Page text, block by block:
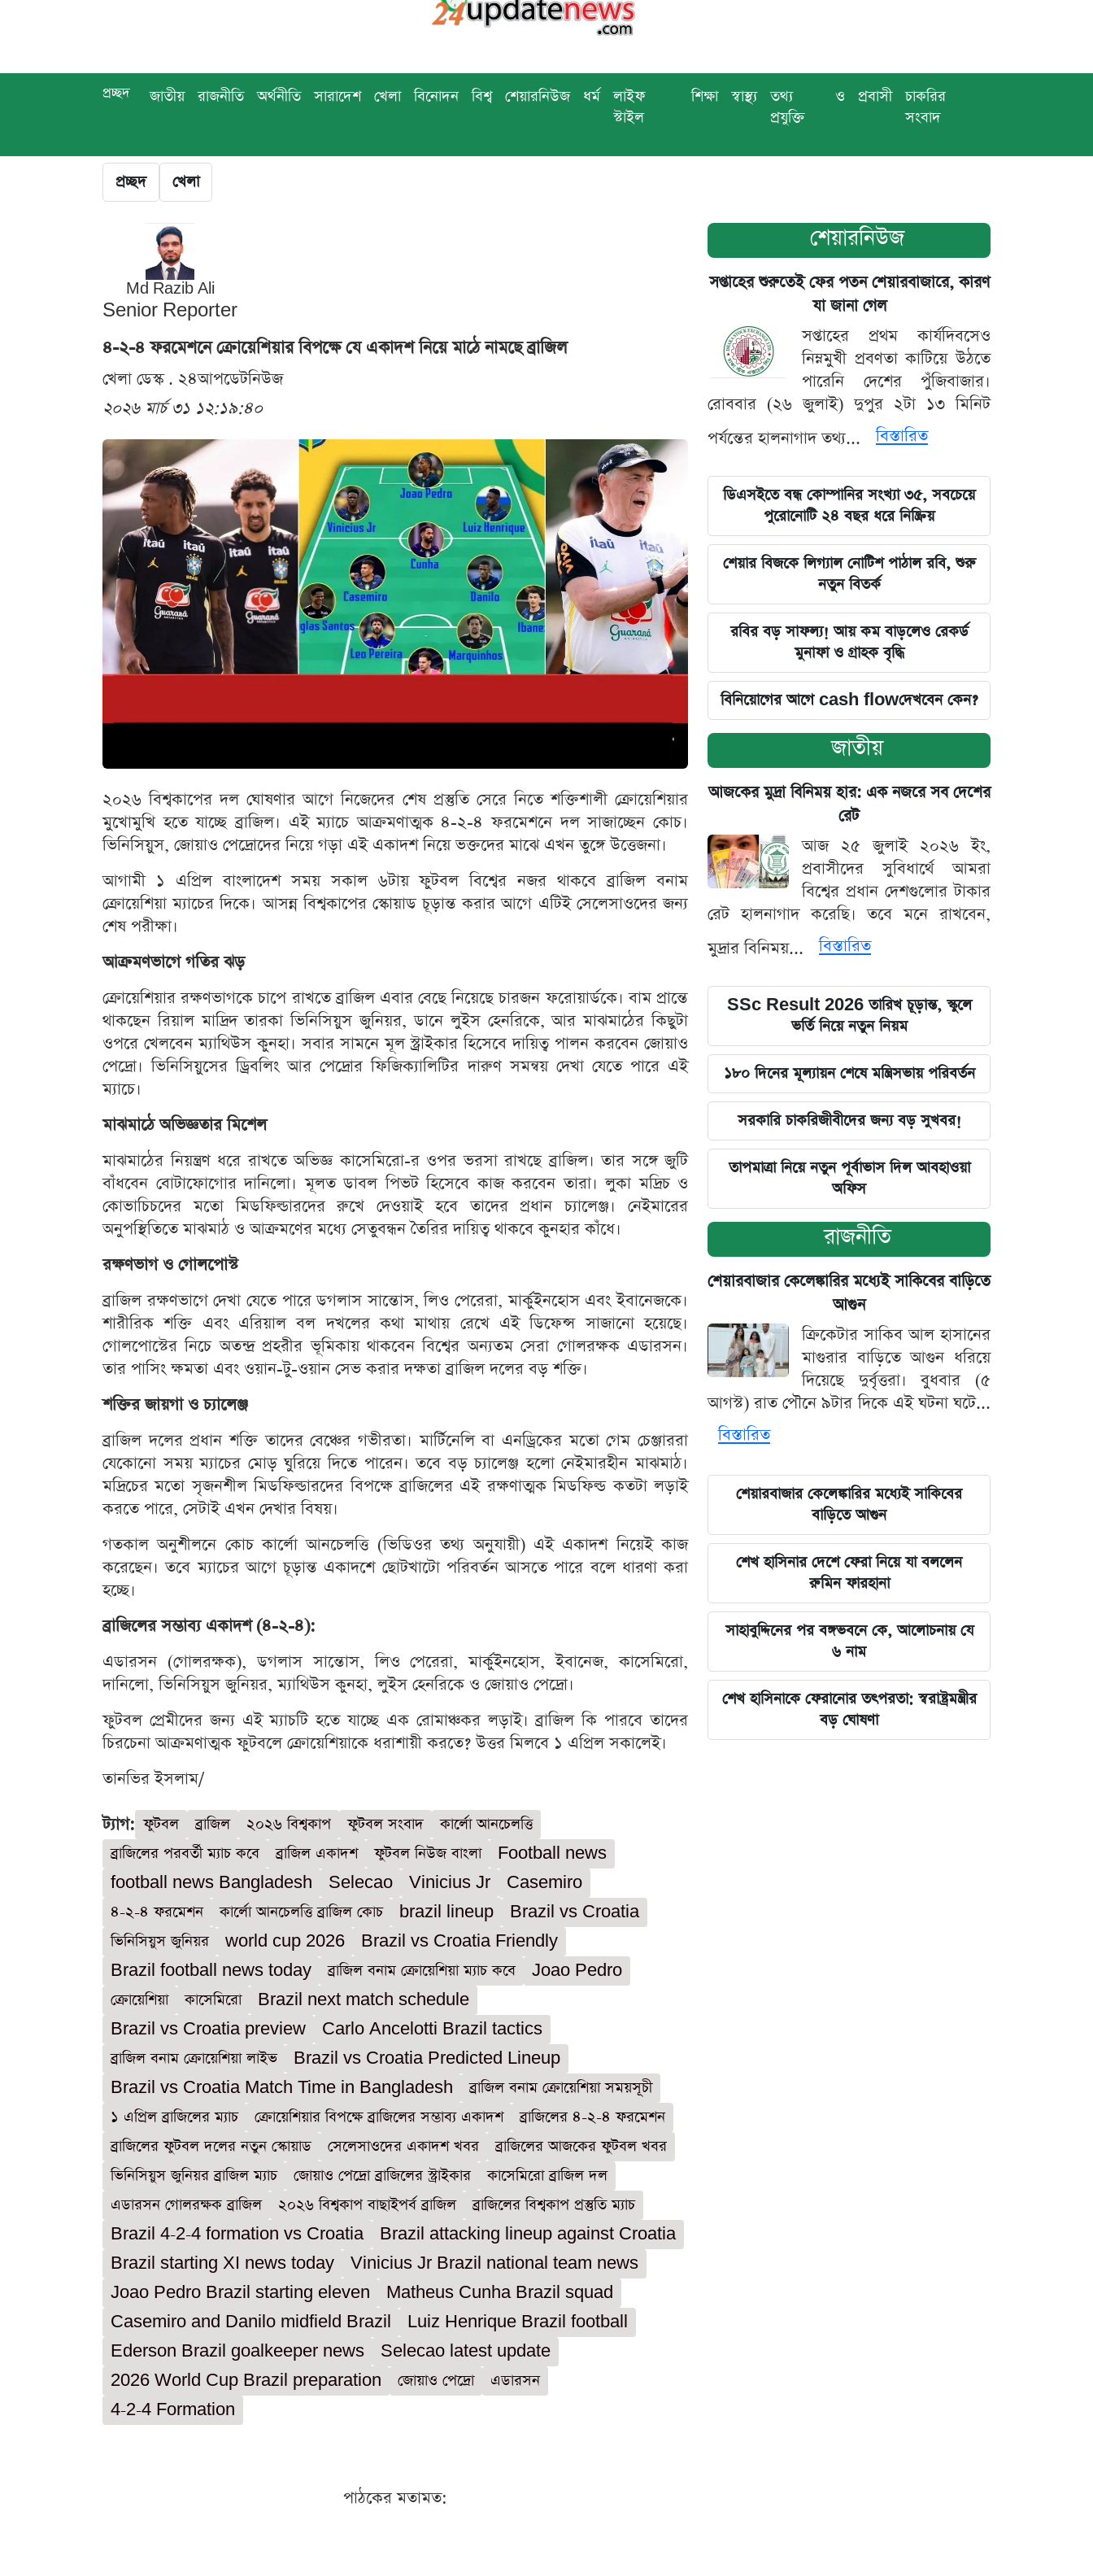
প্রচ্ছদ জাতীয় রাজনীতি অর্থনীতি সারাদেশ খেলা বিনোদন বিশ্ব শেয়ারনিউজ ধর্ম
লাইফ
স্টাইল
শিক্ষা স্বাস্থ্য
তথ্য ও
প্রযুক্তি
প্রবাসী
চাকরির
সংবাদ
প্রচ্ছদ খেলা
Md Razib Ali
Senior Reporter
৪-২-৪ ফরমেশনে ক্রোয়েশিয়ার বিপক্ষে যে একাদশ নিয়ে মাঠে নামছে ব্রাজিল
খেলা ডেস্ক . ২৪আপডেটনিউজ
২০২৬ মার্চ ৩১ ১২:১৯:৪০
২০২৬ বিশ্বকাপের দল ঘোষণার আগে নিজেদের শেষ প্রস্তুতি সেরে নিতে শক্তিশালী ক্রোয়েশিয়ার
মুখোমুখি হতে যাচ্ছে ব্রাজিল। এই ম্যাচে আক্রমণাত্মক ৪-২-৪ ফরমেশনে দল সাজাচ্ছেন কোচ।
ভিনিসিয়ুস, জোয়াও পেদ্রোদের নিয়ে গড়া এই একাদশ নিয়ে ভক্তদের মাঝে এখন তুঙ্গে উত্তেজনা।
আগামী ১ এপ্রিল বাংলাদেশ সময় সকাল ৬টায় ফুটবল বিশ্বের নজর থাকবে ব্রাজিল বনাম
ক্রোয়েশিয়া ম্যাচের দিকে। আসন্ন বিশ্বকাপের স্কোয়াড চূড়ান্ত করার আগে এটিই সেলেসাওদের জন্য
শেষ পরীক্ষা।
আক্রমণভাগে গতির ঝড়
ক্রোয়েশিয়ার রক্ষণভাগকে চাপে রাখতে ব্রাজিল এবার বেছে নিয়েছে চারজন ফরোয়ার্ডকে। বাম প্রান্তে
থাকছেন রিয়াল মাদ্রিদ তারকা ভিনিসিয়ুস জুনিয়র, ডানে লুইস হেনরিকে, আর মাঝমাঠের কিছুটা
ওপরে খেলবেন ম্যাথিউস কুনহা। সবার সামনে মূল স্ট্রাইকার হিসেবে দায়িত্ব পালন করবেন জোয়াও
পেদ্রো। ভিনিসিয়ুসের ড্রিবলিং আর পেদ্রোর ফিজিক্যালিটির দারুণ সমন্বয় দেখা যেতে পারে এই
ম্যাচে।
মাঝমাঠে অভিজ্ঞতার মিশেল
মাঝমাঠের নিয়ন্ত্রণ ধরে রাখতে অভিজ্ঞ কাসেমিরো-র ওপর ভরসা রাখছে ব্রাজিল। তার সঙ্গে জুটি
বাঁধবেন বোটাফোগোর দানিলো। মূলত ডাবল পিভট হিসেবে কাজ করবেন তারা। লুকা মদ্রিচ ও
কোভাচিচদের মতো মিডফিল্ডারদের রুখে দেওয়াই হবে তাদের প্রধান চ্যালেঞ্জ। নেইমারের
অনুপস্থিতিতে মাঝমাঠ ও আক্রমণের মধ্যে সেতুবন্ধন তৈরির দায়িত্ব থাকবে কুনহার কাঁধে।
রক্ষণভাগ ও গোলপোস্ট
ব্রাজিল রক্ষণভাগে দেখা যেতে পারে ডগলাস সান্তোস, লিও পেরেরা, মার্কুইনহোস এবং ইবানেজকে।
শারীরিক শক্তি এবং এরিয়াল বল দখলের কথা মাথায় রেখে এই ডিফেন্স সাজানো হয়েছে।
গোলপোস্টের নিচে অতন্দ্র প্রহরীর ভূমিকায় থাকবেন বিশ্বের অন্যতম সেরা গোলরক্ষক এডারসন।
তার পাসিং ক্ষমতা এবং ওয়ান-টু-ওয়ান সেভ করার দক্ষতা ব্রাজিল দলের বড় শক্তি।
শক্তির জায়গা ও চ্যালেঞ্জ
ব্রাজিল দলের প্রধান শক্তি তাদের বেঞ্চের গভীরতা। মার্টিনেলি বা এনড্রিকের মতো গেম চেঞ্জাররা
যেকোনো সময় ম্যাচের মোড় ঘুরিয়ে দিতে পারেন। তবে বড় চ্যালেঞ্জ হলো নেইমারহীন মাঝমাঠ।
মদ্রিচের মতো সৃজনশীল মিডফিল্ডারদের বিপক্ষে ব্রাজিলের এই রক্ষণাত্মক মিডফিল্ড কতটা লড়াই
করতে পারে, সেটাই এখন দেখার বিষয়।
গতকাল অনুশীলনে কোচ কার্লো আনচেলত্তি (ভিডিওর তথ্য অনুযায়ী) এই একাদশ নিয়েই কাজ
করেছেন। তবে ম্যাচের আগে চূড়ান্ত একাদশে ছোটখাটো পরিবর্তন আসতে পারে বলে ধারণা করা
হচ্ছে।
ব্রাজিলের সম্ভাব্য একাদশ (৪-২-৪):
এডারসন (গোলরক্ষক), ডগলাস সান্তোস, লিও পেরেরা, মার্কুইনহোস, ইবানেজ, কাসেমিরো,
দানিলো, ভিনিসিয়ুস জুনিয়র, ম্যাথিউস কুনহা, লুইস হেনরিকে ও জোয়াও পেদ্রো।
ফুটবল প্রেমীদের জন্য এই ম্যাচটি হতে যাচ্ছে এক রোমাঞ্চকর লড়াই। ব্রাজিল কি পারবে তাদের
চিরচেনা আক্রমণাত্মক ফুটবলে ক্রোয়েশিয়াকে ধরাশায়ী করতে? উত্তর মিলবে ১ এপ্রিল সকালেই।
তানভির ইসলাম/
ট্যাগ: ফুটবল ব্রাজিল ২০২৬ বিশ্বকাপ ফুটবল সংবাদ
কার্লো আনচেলত্তি
ব্রাজিলের পরবর্তী ম্যাচ কবে
ব্রাজিল একাদশ ফুটবল নিউজ বাংলা
Football news
football news Bangladesh
Selecao Vinicius Jr
Casemiro
৪-২-৪ ফরমেশন
কার্লো আনচেলত্তি ব্রাজিল কোচ brazil lineup
Brazil vs Croatia
ভিনিসিয়ুস জুনিয়র
world cup 2026
Brazil vs Croatia Friendly
Brazil football news today
ব্রাজিল বনাম ক্রোয়েশিয়া ম্যাচ কবে
Joao Pedro
ক্রোয়েশিয়া
কাসেমিরো
Brazil next match schedule
Brazil vs Croatia preview
Carlo Ancelotti Brazil tactics
ব্রাজিল বনাম ক্রোয়েশিয়া লাইভ
Brazil vs Croatia Predicted Lineup
Brazil vs Croatia Match Time in Bangladesh
ব্রাজিল বনাম ক্রোয়েশিয়া সময়সূচী
১ এপ্রিল ব্রাজিলের ম্যাচ
ক্রোয়েশিয়ার বিপক্ষে ব্রাজিলের সম্ভাব্য একাদশ
ব্রাজিলের ৪-২-৪ ফরমেশন
ব্রাজিলের ফুটবল দলের নতুন স্কোয়াড
সেলেসাওদের একাদশ খবর
ব্রাজিলের আজকের ফুটবল খবর
ভিনিসিয়ুস জুনিয়র ব্রাজিল ম্যাচ
জোয়াও পেদ্রো ব্রাজিলের স্ট্রাইকার
কাসেমিরো ব্রাজিল দল
এডারসন গোলরক্ষক ব্রাজিল
২০২৬ বিশ্বকাপ বাছাইপর্ব ব্রাজিল
ব্রাজিলের বিশ্বকাপ প্রস্তুতি ম্যাচ
Brazil 4-2-4 formation vs Croatia
Brazil attacking lineup against Croatia
Brazil starting XI news today
Vinicius Jr Brazil national team news
Joao Pedro Brazil starting eleven
Matheus Cunha Brazil squad
Casemiro and Danilo midfield Brazil
Luiz Henrique Brazil football
Ederson Brazil goalkeeper news
Selecao latest update
2026 World Cup Brazil preparation
জোয়াও পেদ্রো
এডারসন
4-2-4 Formation
পাঠকের মতামত:
শেয়ারনিউজ
সপ্তাহের শুরুতেই ফের পতন শেয়ারবাজারে, কারণ
যা জানা গেল
সপ্তাহের প্রথম কার্যদিবসেও
নিম্নমুখী প্রবণতা কাটিয়ে উঠতে
পারেনি দেশের পুঁজিবাজার।
রোববার (২৬ জুলাই) দুপুর ২টা ১৩ মিনিট
পর্যন্তের হালনাগাদ তথ্য...
বিস্তারিত
ডিএসইতে বন্ধ কোম্পানির সংখ্যা ৩৫, সবচেয়ে
পুরোনোটি ২৪ বছর ধরে নিষ্ক্রিয়
শেয়ার বিজকে লিগ্যাল নোটিশ পাঠাল রবি, শুরু
নতুন বিতর্ক
রবির বড় সাফল্য! আয় কম বাড়লেও রেকর্ড
মুনাফা ও গ্রাহক বৃদ্ধি
বিনিয়োগের আগে cash flowদেখবেন কেন?
জাতীয়
আজকের মুদ্রা বিনিময় হার: এক নজরে সব দেশের
রেট
আজ ২৫ জুলাই ২০২৬ ইং,
প্রবাসীদের সুবিধার্থে আমরা
বিশ্বের প্রধান দেশগুলোর টাকার
রেট হালনাগাদ করেছি। তবে মনে রাখবেন,
মুদ্রার বিনিময়...
বিস্তারিত
SSc Result 2026 তারিখ চূড়ান্ত, স্কুলে
ভর্তি নিয়ে নতুন নিয়ম
১৮০ দিনের মূল্যায়ন শেষে মন্ত্রিসভায় পরিবর্তন
সরকারি চাকরিজীবীদের জন্য বড় সুখবর!
তাপমাত্রা নিয়ে নতুন পূর্বাভাস দিল আবহাওয়া
অফিস
রাজনীতি
শেয়ারবাজার কেলেঙ্কারির মধ্যেই সাকিবের বাড়িতে
আগুন
ক্রিকেটার সাকিব আল হাসানের
মাগুরার বাড়িতে আগুন ধরিয়ে
দিয়েছে দুর্বৃত্তরা। বুধবার (৫
আগস্ট) রাত পৌনে ৯টার দিকে এই ঘটনা ঘটে...
বিস্তারিত
শেয়ারবাজার কেলেঙ্কারির মধ্যেই সাকিবের
বাড়িতে আগুন
শেখ হাসিনার দেশে ফেরা নিয়ে যা বললেন
রুমিন ফারহানা
সাহাবুদ্দিনের পর বঙ্গভবনে কে, আলোচনায় যে
৬ নাম
শেখ হাসিনাকে ফেরানোর তৎপরতা: স্বরাষ্ট্রমন্ত্রীর
বড় ঘোষণা